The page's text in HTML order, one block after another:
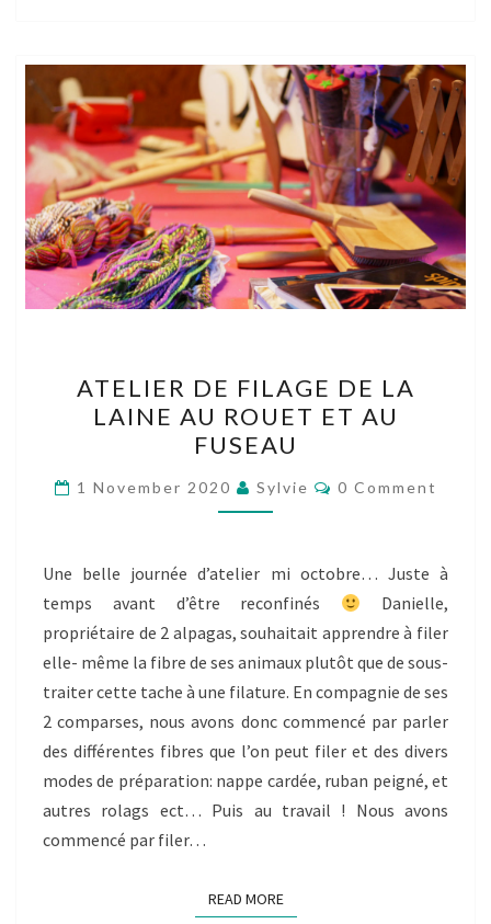
DE
FILAGE
DE
LA
LAINE
ROUET
ET
AU
FUSEAU
ATELIER DE FILAGE DE LA
LAINE AU ROUET ET AU
FUSEAU
1 November 2020 Sylvie Comments
0 Comment
Une belle journée d’atelier mi octobre… Juste à
temps avant d’être reconfinés
Danielle,
propriétaire de 2 alpagas, souhaitait apprendre à filer
elle- même la fibre de ses animaux plutôt que de sous-
traiter cette tache à une filature. En compagnie de ses
2 comparses, nous avons donc commencé par parler
des différentes fibres que l’on peut filer et des divers
modes de préparation: nappe cardée, ruban peigné, et
autres rolags ect… Puis au travail ! Nous avons
commencé par filer…
READ MOREREAD MORE